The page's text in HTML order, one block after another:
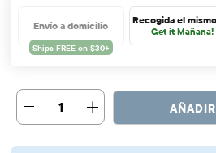
Envío a domicilio Recogida el
Get it Mañana!
1